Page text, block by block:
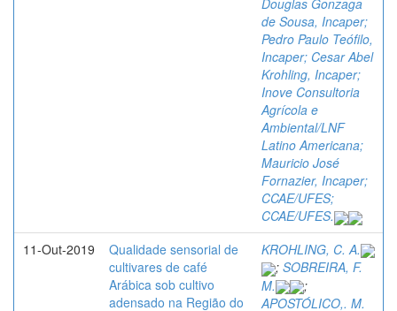
Douglas Gonzaga
de Sousa, Incaper;
Pedro Paulo Teófilo,
Incaper; Cesar Abel
Krohling, Incaper;
Inove Consultoria
Agrícola e
Ambiental/LNF
Latino Americana;
Mauricio José
Fornazier, Incaper;
CCAE/UFES;
CCAE/UFES.
11-Out-2019
Qualidade sensorial de
cultivares de café
Arábica sob cultivo
adensado na Região do
KROHLING, C. A.
; SOBREIRA, F.
M.
;
APOSTÓLICO,. M.